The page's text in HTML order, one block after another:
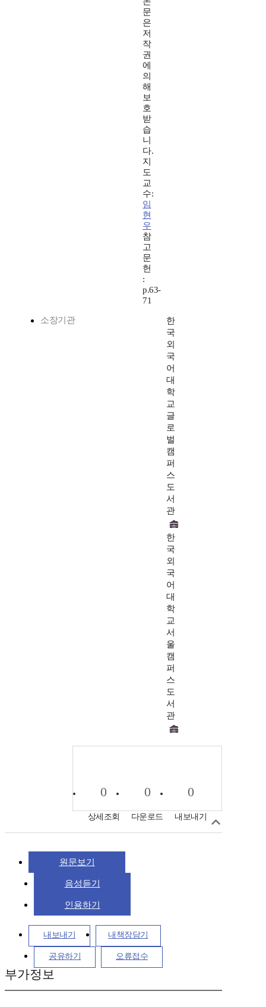
문
은
저
작
권
에
의
해
보
호
받
습
니
다.
지
도
교
수:
임
현
우
참
고
문
헌
:
p.63-
71
소장기관
한
국
외
국
어
대
학
교
글
로
벌
캠
퍼
스
도
서
관
한
국
외
국
어
대
학
교
서
울
캠
퍼
스
도
서
관
0
상세조회
0
다운로드
0
내보내기
원문보기
음성듣기
인용하기
내보내기 내책장담기
공유하기 오류접수
부가정보